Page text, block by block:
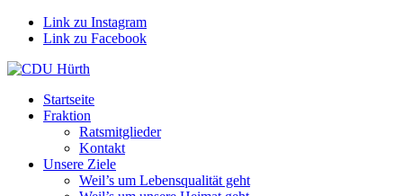
Link zu Instagram
Link zu Facebook
Startseite
Fraktion
Ratsmitglieder
Kontakt
Unsere Ziele
Weil’s um Lebensqualität geht